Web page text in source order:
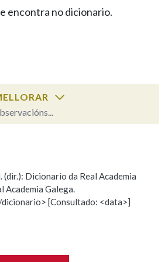
FIGURAS HOMENAXEADAS
PORTAL DAS PALABRAS
encontra no dicionario.
(dir.): Dicionario da Real Academia
Academia Galega.
[Consultado: <data>]